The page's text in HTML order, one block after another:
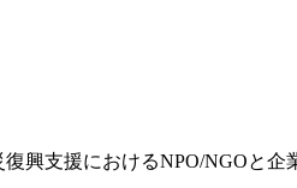
興支援におけるNPO/NGOと企